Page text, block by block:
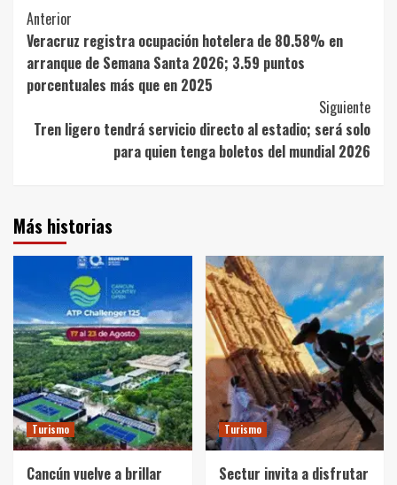
Post
Navigation
Anterior
Veracruz registra ocupación hotelera de 80.58% en
arranque de Semana Santa 2026; 3.59 puntos
porcentuales más que en 2025
Siguiente
Tren ligero tendrá servicio directo al estadio; será solo
para quien tenga boletos del mundial 2026
Más historias
Turismo
Cancún vuelve a brillar
Turismo
Sectur invita a disfrutar